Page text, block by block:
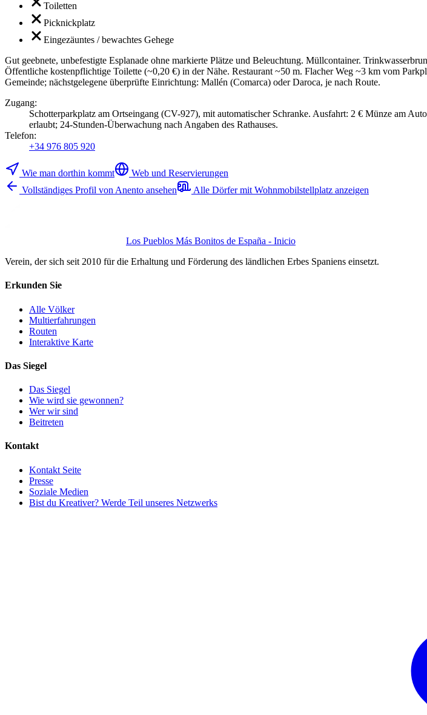
Toiletten
Picknickplatz
Eingezäuntes / bewachtes Gehege
Gut geebnete, unbefestigte Esplanade ohne markierte Plätze und Beleuchtung. Müllcontainer.
Öffentliche kostenpflichtige Toilette (~0,20 €) in der Nähe. Restaurant ~50 m. Flacher Weg ~3 km vom
Gemeinde; nächstgelegene überprüfte Einrichtung: Mallén (Comarca) oder Daroca, je nach Route.
Zugang:
Schotterparkplatz am Ortseingang (CV-927), mit automatischer Schranke. Ausfahrt: 2 € Münze am
erlaubt; 24-Stunden-Überwachung nach Angaben des Rathauses.
Telefon:
+34 976 805 920
Wie man dorthin kommt
Web und Reservierungen
Vollständiges Profil von Anento ansehen
Alle Dörfer mit Wohnmobilstellplatz anzeigen
Los Pueblos Más Bonitos de España - Inicio
Verein, der sich seit 2010 für die Erhaltung und Förderung des ländlichen Erbes Spaniens einsetzt.
Erkunden Sie
Alle Völker
Multierfahrungen
Routen
Interaktive Karte
Das Siegel
Das Siegel
Wie wird sie gewonnen?
Wer wir sind
Beitreten
Kontakt
Kontakt Seite
Presse
Soziale Medien
Bist du Kreativer? Werde Teil unseres Netzwerks